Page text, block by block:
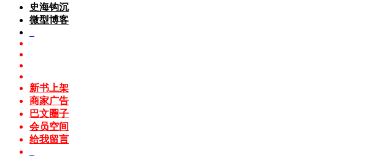
史海钩沉
微型博客
新书上架
商家广告
巴文圈子
会员空间
给我留言